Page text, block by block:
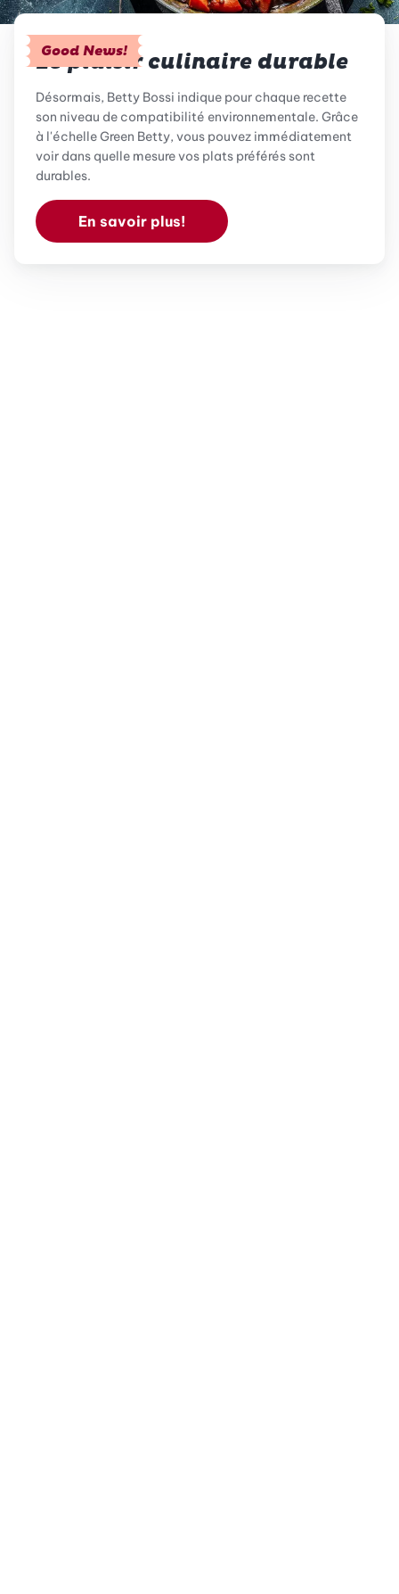
Good News!
Le plaisir culinaire durable
Désormais, Betty Bossi indique pour chaque recette
son niveau de compatibilité environnementale. Grâce
à l'échelle Green Betty, vous pouvez immédiatement
voir dans quelle mesure vos plats préférés sont
durables.
En savoir plus!